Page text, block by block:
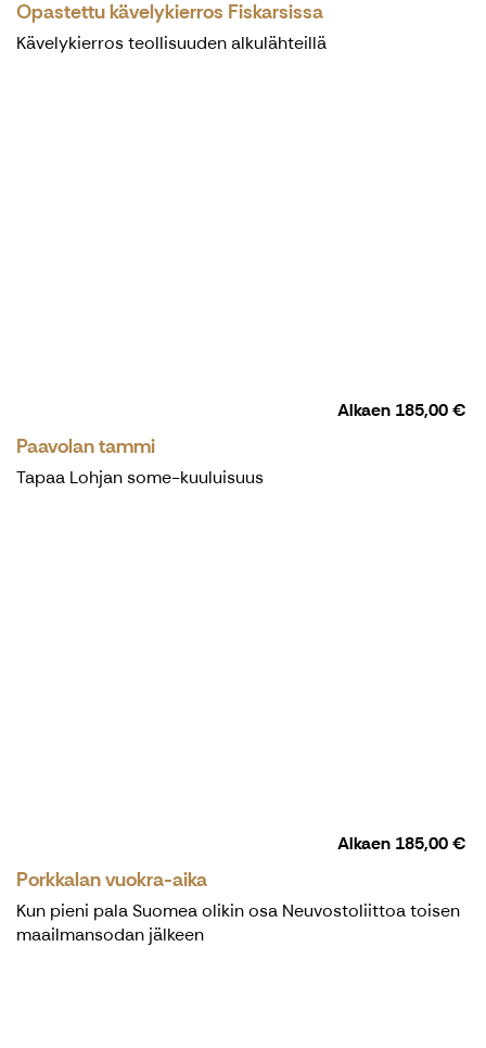
Opastettu kävelykierros Fiskarsissa
Kävelykierros teollisuuden alkulähteillä
Alkaen 185,00 €
Paavolan tammi
Tapaa Lohjan some-kuuluisuus
Alkaen 185,00 €
Porkkalan vuokra-aika
Kun pieni pala Suomea olikin osa Neuvostoliittoa toisen
maailmansodan jälkeen